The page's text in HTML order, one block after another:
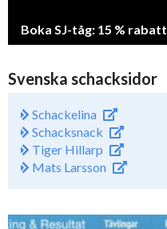
Boka SJ-tåg: 15 % rabatt
Svenska schacksidor
Schackelina
Schacksnack
Tiger Hillarp
Mats Larsson